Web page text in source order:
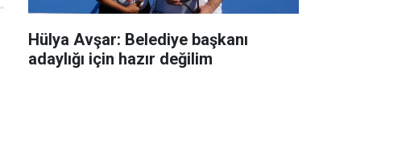
Hülya Avşar: Belediye başkanı
adaylığı için hazır değilim